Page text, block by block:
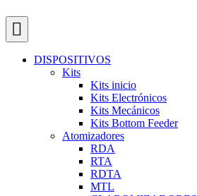
DISPOSITIVOS
Kits
Kits inicio
Kits Electrónicos
Kits Mecánicos
Kits Bottom Feeder
Atomizadores
RDA
RTA
RDTA
MTL